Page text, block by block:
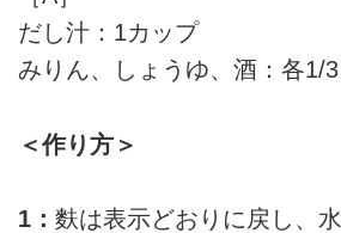
だし汁：1カップ
みりん、しょうゆ、酒：各1/
＜作り方＞
1： 麩は表示どおりに戻し、